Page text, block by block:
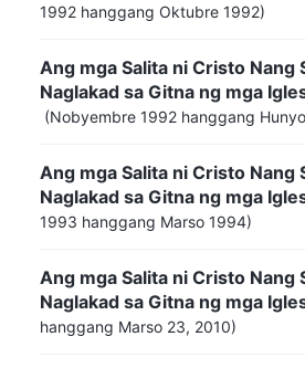
1992 hanggang Oktubre 1992)
Ang mga Salita ni Cristo Nang
Naglakad sa Gitna ng mga
(Nobyembre 1992 hanggang
Ang mga Salita ni Cristo Nang
Naglakad sa Gitna ng mga
1993 hanggang Marso 1994)
Ang mga Salita ni Cristo Nang
Naglakad sa Gitna ng mga
hanggang Marso 23, 2010)